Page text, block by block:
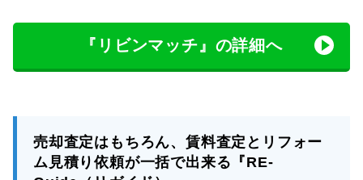
『リビンマッチ』の詳細へ
売却査定はもちろん、賃料査定とリフォー
ム見積り依頼が一括で出来る『RE-